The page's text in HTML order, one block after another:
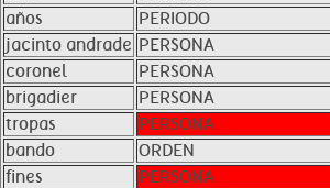
años
PERIODO
jacinto andrade PERSONA
coronel
PERSONA
brigadier
PERSONA
tropas
PERSONA
bando
ORDEN
fines
PERSONA